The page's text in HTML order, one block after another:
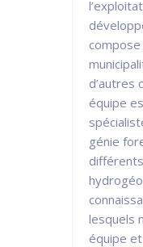
d’autres
équipe
génie
lesquels
équipe